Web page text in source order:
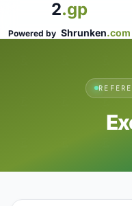
2.gp
Powered by Shrunken.com